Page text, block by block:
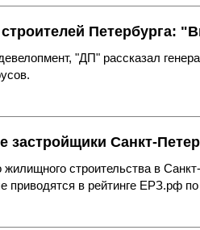
Петербурга:
"ДП" рассказал
застройщики Санкт-
строительства в
приводятся в рейтинге ЕРЗ.рф